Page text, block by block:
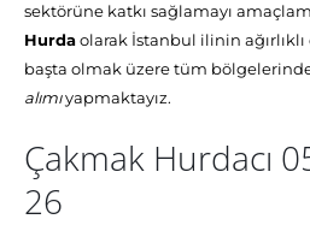
sektörüne katkı sağlamayı
Hurdaolarak İstanbul ilinin
başta olmak üzere tüm
alımıyapmaktayız.
Çakmak Hurdacı
26